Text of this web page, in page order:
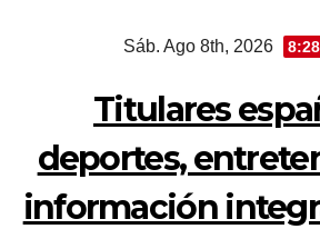
Sáb. Ago 8th, 2026
Titulares
deportes,
información